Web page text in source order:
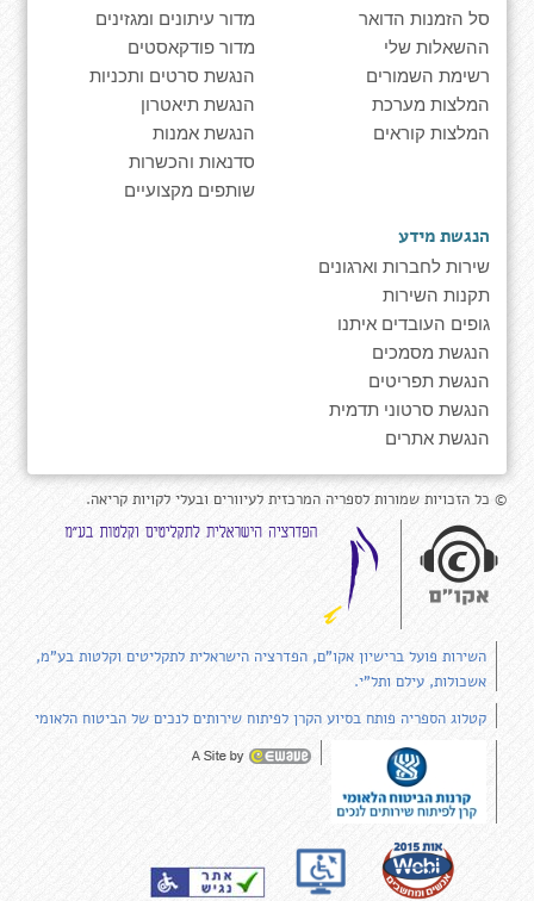
סל הזמנות הדואר
ההשאלות שלי
רשימת השמורים
המלצות מערכת
המלצות קוראים
מדור עיתונים ומגזינים
מדור פודקאסטים
הנגשת סרטים ותכניות
הנגשת תיאטרון
הנגשת אמנות
סדנאות והכשרות
שותפים מקצועיים
הנגשת מידע
שירות לחברות וארגונים
תקנות השירות
גופים העובדים איתנו
הנגשת מסמכים
הנגשת תפריטים
הנגשת סרטוני תדמית
הנגשת אתרים
© כל הזכויות שמורות לספריה המרכזית לעיוורים ובעלי לקויות קריאה.
השירות פועל ברישיון אקו"ם, הפדרציה הישראלית לתקליטים וקלטות בע"מ,
אשכולות, עילם ותל"י.
קטלוג הספריה פותח בסיוע הקרן לפיתוח שירותים לנכים של הביטוח הלאומי